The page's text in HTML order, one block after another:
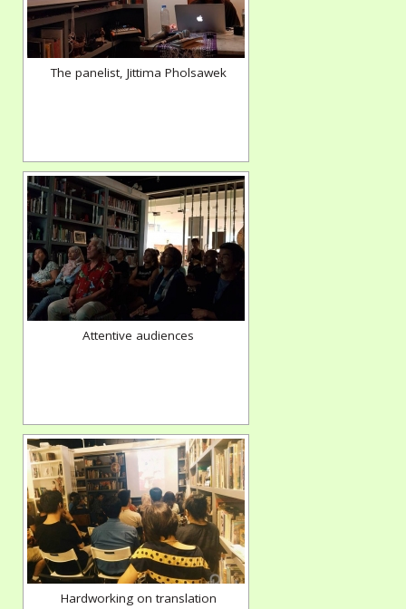
The panelist, Jittima Pholsawek
Attentive audiences
Hardworking on translation